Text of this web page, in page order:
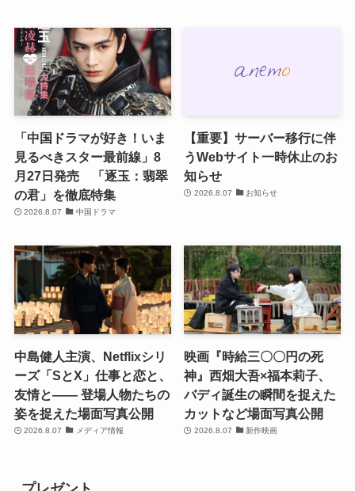
「中国ドラマが好き！いま
見るべきスター最前線」8
月27日発売 「逐玉：翡翠
の君」を徹底特集
2026.8.07 中国ドラマ
【重要】サーバー移行に伴
うWebサイト一時休止のお
知らせ
2026.8.07 お知らせ
中島健人主演、Netflixシリ
ーズ「SとX」仕事と恋と、
友情と―― 登場人物たちの
姿を捉えた場面写真公開
2026.8.07 メディア情報
映画『時給三〇〇円の死
神』西畑大吾×福本莉子、
バディ誕生の瞬間を捉えた
カットなど場面写真公開
2026.8.07 新作映画